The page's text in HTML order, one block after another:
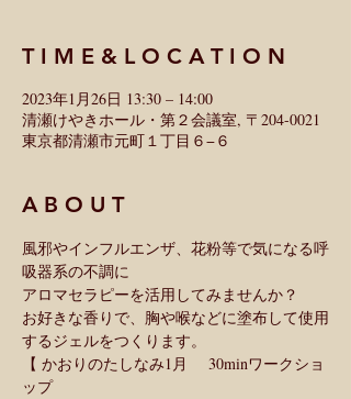
T I M E & L O C A T I O N
2023年1月26日 13:30 – 14:00
清瀬けやきホール・第２会議室, 〒204-0021
東京都清瀬市元町１丁目６−６
A B O U T
風邪やインフルエンザ、花粉等で気になる呼
吸器系の不調に
アロマセラピーを活用してみませんか？
お好きな香りで、胸や喉などに塗布して使用
するジェルをつくります。
【 かおりのたしなみ1月    30minワークショ
ップ